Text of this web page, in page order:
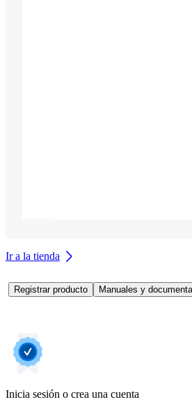
Ir a la tienda
Registrar producto Manuales y
Inicia sesión o crea una cuenta